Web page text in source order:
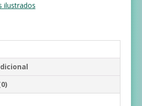
ilustrados